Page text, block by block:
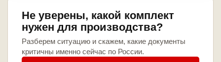
Не уверены, какой комплект
нужен для производства?
Разберем ситуацию и скажем, какие документы
критичны именно сейчас по России.